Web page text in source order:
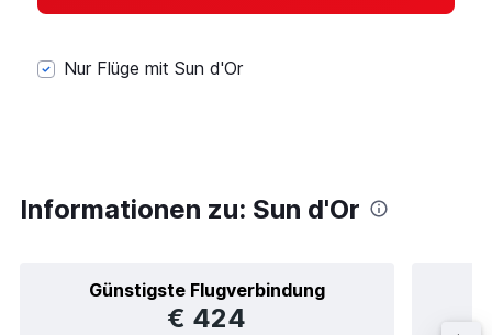
Nur Flüge mit Sun d'Or
Informationen zu: Sun d'Or
Günstigste Flugverbindung
€ 424